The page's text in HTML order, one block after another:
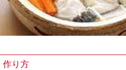
作り方